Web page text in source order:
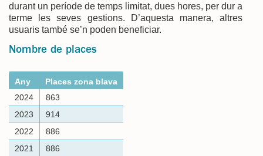
durant un període de temps limitat, dues hores, per dur a
terme les seves gestions. D’aquesta manera, altres
usuaris també se’n poden beneficiar.
Nombre de places
Any
Places zona blava
2024
863
2023
914
2022
886
2021
886